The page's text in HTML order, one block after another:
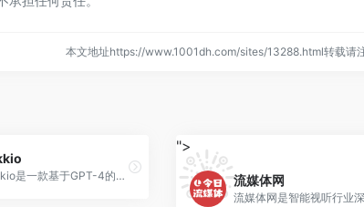
本文地址https://www.1001dh.com/sites/13288.html转载请
‌Akkio是一款基于GPT-4的智能数据分析与建模工具‌，主要用于完成数据分析、数据清洗以及模型搭建和预测分类等功能。
">
流媒体网